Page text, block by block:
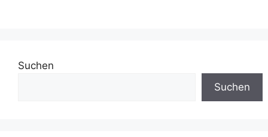
Suchen
Suchen